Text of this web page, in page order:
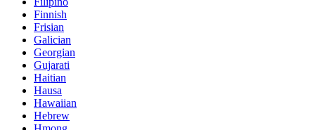
Finnish
Frisian
Galician
Georgian
Gujarati
Haitian
Hausa
Hawaiian
Hebrew